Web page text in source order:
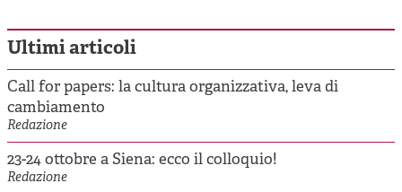
Ultimi articoli
Call for papers: la cultura organizzativa, leva di
cambiamento
Redazione
23-24 ottobre a Siena: ecco il colloquio!
Redazione